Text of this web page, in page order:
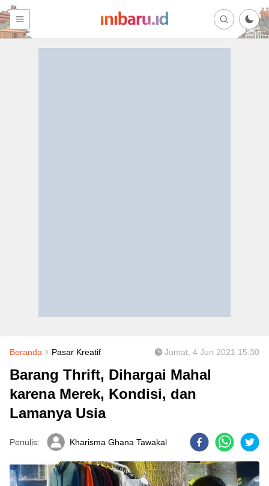
Beranda Pasar Kreatif Jumat, 4 Jun 2021 15:30
Barang Thrift, Dihargai Mahal
karena Merek, Kondisi, dan
Lamanya Usia
Penulis: Kharisma Ghana Tawakal